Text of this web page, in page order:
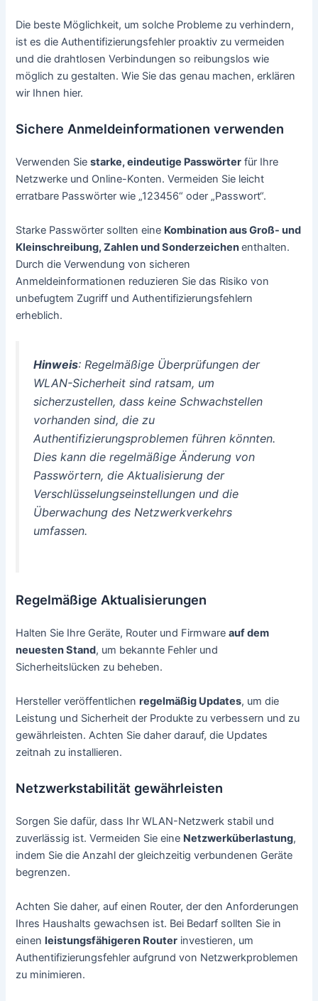
Die beste Möglichkeit, um solche Probleme zu verhindern,
ist es die Authentifizierungsfehler proaktiv zu vermeiden
und die drahtlosen Verbindungen so reibungslos wie
möglich zu gestalten. Wie Sie das genau machen, erklären
wir Ihnen hier.
Sichere Anmeldeinformationen verwenden
Verwenden Siestarke, eindeutige Passwörter für Ihre
Netzwerke und Online-Konten. Vermeiden Sie leicht
erratbare Passwörter wie „123456“ oder „Passwort“.
Starke Passwörter sollten eine Kombination aus Groß- und
Kleinschreibung, Zahlen und Sonderzeichenenthalten.
Durch die Verwendung von sicheren
Anmeldeinformationen reduzieren Sie das Risiko von
unbefugtem Zugriff und Authentifizierungsfehlern
erheblich.
Hinweis: Regelmäßige Überprüfungen der
WLAN-Sicherheit sind ratsam, um
sicherzustellen, dass keine Schwachstellen
vorhanden sind, die zu
Authentifizierungsproblemen führen könnten.
Dies kann die regelmäßige Änderung von
Passwörtern, die Aktualisierung der
Verschlüsselungseinstellungen und die
Überwachung des Netzwerkverkehrs
umfassen.
Regelmäßige Aktualisierungen
Halten Sie Ihre Geräte, Router und Firmwareauf dem
neuesten Stand, um bekannte Fehler und
Sicherheitslücken zu beheben.
Hersteller veröffentlichenregelmäßig Updates, um die
Leistung und Sicherheit der Produkte zu verbessern und zu
gewährleisten. Achten Sie daher darauf, die Updates
zeitnah zu installieren.
Netzwerkstabilität gewährleisten
Sorgen Sie dafür, dass Ihr WLAN-Netzwerk stabil und
zuverlässig ist. Vermeiden Sie eine Netzwerküberlastung,
indem Sie die Anzahl der gleichzeitig verbundenen Geräte
begrenzen.
Achten Sie daher, auf einen Router, der den Anforderungen
Ihres Haushalts gewachsen ist. Bei Bedarf sollten Sie in
einenleistungsfähigeren Router investieren, um
Authentifizierungsfehler aufgrund von Netzwerkproblemen
zu minimieren.